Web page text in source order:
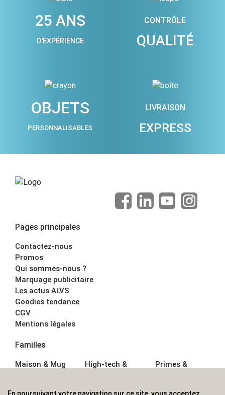
25 ANS
D'EXPÉRIENCE
CONTRÔLE
QUALITÉ
OBJETS
PERSONNALISABLES
LIVRAISON
EXPRESS
Pages principales
Contactez-nous
Promos
Qui sommes-nous ?
Marquage publicitaire
Les actus ALVS
Goodies tendance
CGV
Mentions légales
Familles
Maison & Mug
High-tech &
Primes &